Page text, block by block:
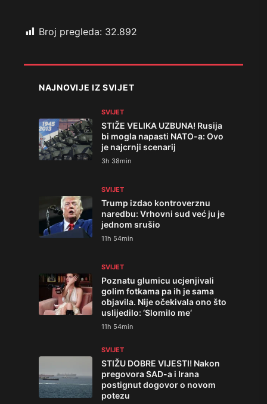
Broj pregleda: 32.892
NAJNOVIJE IZ SVIJET
SVIJET
STIŽE VELIKA UZBUNA! Rusija
bi mogla napasti NATO-a: Ovo
je najcrnji scenarij
3h 38min
SVIJET
Trump izdao kontroverznu
naredbu: Vrhovni sud već ju je
jednom srušio
11h 54min
SVIJET
Poznatu glumicu ucjenjivali
golim fotkama pa ih je sama
objavila. Nije očekivala ono što
uslijedilo: ‘Slomilo me‘
11h 54min
SVIJET
STIŽU DOBRE VIJESTI! Nakon
pregovora SAD-a i Irana
postignut dogovor o novom
potezu